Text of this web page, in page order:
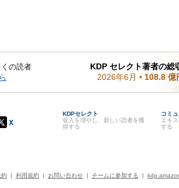
の読者
KDP セレクト著者の総
2026年6月 • 108.8 億
KDPセレクト
収入を増やし、新しい読者を獲
得する
コミ
エキ
する
約| 利用規約| お問い合わせ| チームに参加する |